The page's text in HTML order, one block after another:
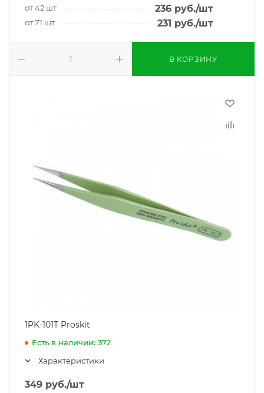
от 42 шт 236 руб./шт
от 71 шт 231 руб./шт
В КОРЗИНУ
1PK-101T Proskit
Есть в наличии: 372
Характеристики
349 руб./шт